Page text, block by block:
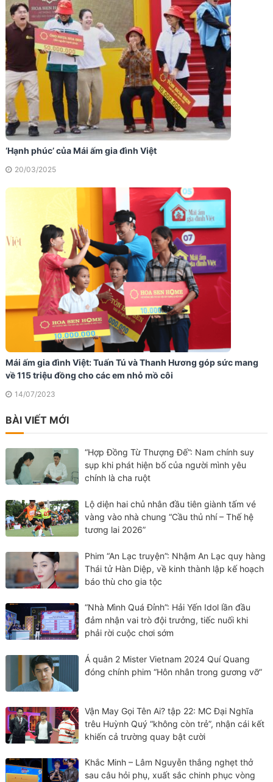
‘Hạnh phúc’ của Mái ấm gia đình Việt
20/03/2025
Mái ấm gia đình Việt: Tuấn Tú và Thanh Hương góp sức mang
về 115 triệu đồng cho các em nhỏ mồ côi
14/07/2023
BÀI VIẾT MỚI
“Hợp Đồng Từ Thượng Đế”: Nam chính suy
sụp khi phát hiện bố của người mình yêu
chính là cha ruột
Lộ diện hai chủ nhân đầu tiên giành tấm vé
vàng vào nhà chung “Cầu thủ nhí – Thế hệ
tương lai 2026”
Phim “An Lạc truyện”: Nhậm An Lạc quy hàng
Thái tử Hàn Diệp, về kinh thành lập kế hoạch
báo thù cho gia tộc
“Nhà Mình Quá Đỉnh”: Hải Yến Idol lần đầu
đảm nhận vai trò đội trưởng, tiếc nuối khi
phải rời cuộc chơi sớm
Á quân 2 Mister Vietnam 2024 Quí Quang
đóng chính phim “Hôn nhân trong gương vỡ”
Vận May Gọi Tên Ai? tập 22: MC Đại Nghĩa
trêu Huỳnh Quý “không còn trẻ”, nhận cái kết
khiến cả trường quay bật cười
Khắc Minh – Lâm Nguyễn thắng nghẹt thở
sau câu hỏi phụ, xuất sắc chinh phục vòng